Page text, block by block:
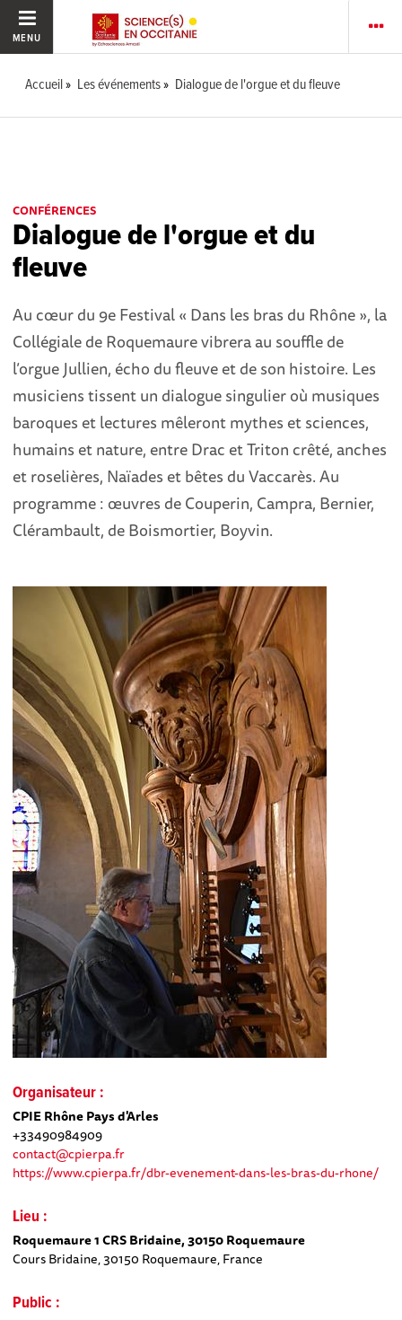
MENU
Accueil Les événements Dialogue de l'orgue et du fleuve
CONFÉRENCES
Dialogue de l'orgue et du
fleuve
Au cœur du 9e Festival « Dans les bras du Rhône », la
Collégiale de Roquemaure vibrera au souffle de
l’orgue Jullien, écho du fleuve et de son histoire. Les
musiciens tissent un dialogue singulier où musiques
baroques et lectures mêleront mythes et sciences,
humains et nature, entre Drac et Triton crêté, anches
et roselières, Naïades et bêtes du Vaccarès. Au
programme : œuvres de Couperin, Campra, Bernier,
Clérambault, de Boismortier, Boyvin.
Organisateur :
CPIE Rhône Pays d'Arles
+33490984909
contact@cpierpa.fr
https://www.cpierpa.fr/dbr-evenement-dans-les-bras-du-rhone/
Lieu :
Roquemaure 1 CRS Bridaine, 30150 Roquemaure
Cours Bridaine, 30150 Roquemaure, France
Public :